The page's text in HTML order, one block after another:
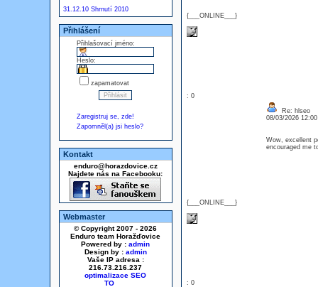
31.12.10 Shrnutí 2010
Přihlášení
Přihlašovací jméno:
Heslo:
zapamatovat
Zaregistruj se, zde!
Zapomněl(a) jsi heslo?
Kontakt
enduro@horazdovice.cz
Najdete nás na Facebooku:
Webmaster
© Copyright 2007 - 2026
Enduro team Horažďovice
Powered by : admin
Design by : admin
Vaše IP adresa :
216.73.216.237
optimalizace SEO
{___ONLINE___}
: 0
{___ONLINE___}
Re: hlseo
08/03/2026
Wow, excellent
encouraged me
: 0